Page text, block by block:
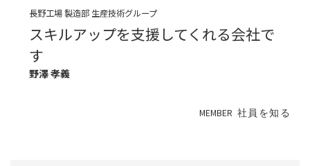
長野工場 製造部 生産技術グループ
スキルアップを支援してくれる会社で
す
野澤 孝義
MEMBER 社員を知る